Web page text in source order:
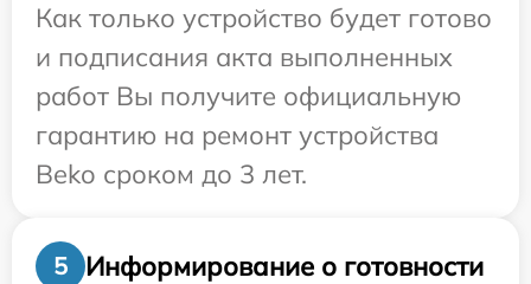
Как только устройство будет готово
и подписания акта выполненных
работ Вы получите официальную
гарантию на ремонт устройства
Beko сроком до 3 лет.
5
Информирование о готовности